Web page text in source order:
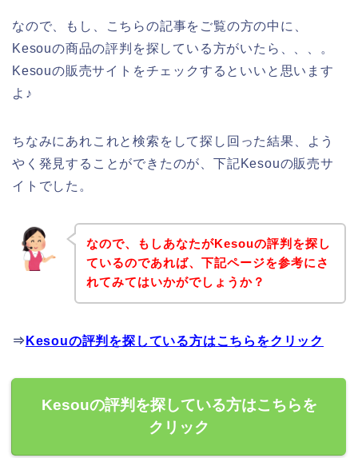
なので、もし、こちらの記事をご覧の方の中に、
Kesouの商品の評判を探している方がいたら、、、。
Kesouの販売サイトをチェックするといいと思います
よ♪
ちなみにあれこれと検索をして探し回った結果、よう
やく発見することができたのが、下記Kesouの販売サ
イトでした。
なので、もしあなたがKesouの評判を探し
ているのであれば、下記ページを参考にさ
れてみてはいかがでしょうか？
⇒ Kesouの評判を探している方はこちらをクリック
Kesouの評判を探している方はこちらを
クリック